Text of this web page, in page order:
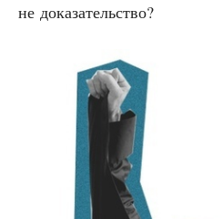
не доказательство?